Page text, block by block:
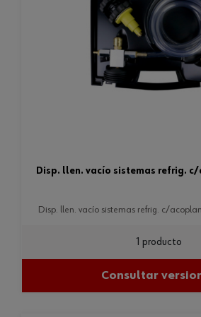
disp. llen. vacío sistemas refrig.
disp. llen. vacío sistemas refrig. c/
1 producto
Consultar